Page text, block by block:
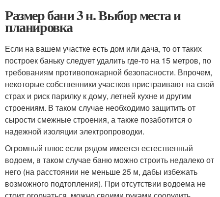
Размер бани 3 н. Выбор места и
планировка
Если на вашем участке есть дом или дача, то от таких
построек баньку следует удалить где-то на 15 метров, по
требованиям противопожарной безопасности. Впрочем,
некоторые собственники участков пристраивают на свой
страх и риск парилку к дому, летней кухне и другим
строениям. В таком случае необходимо защитить от
сырости смежные строения, а также позаботится о
надежной изоляции электропроводки.
Огромный плюс если рядом имеется естественный
водоем, в таком случае баню можно строить недалеко от
него (на расстоянии не меньше 25 м, дабы избежать
возможного подтопления). При отсутствии водоема не